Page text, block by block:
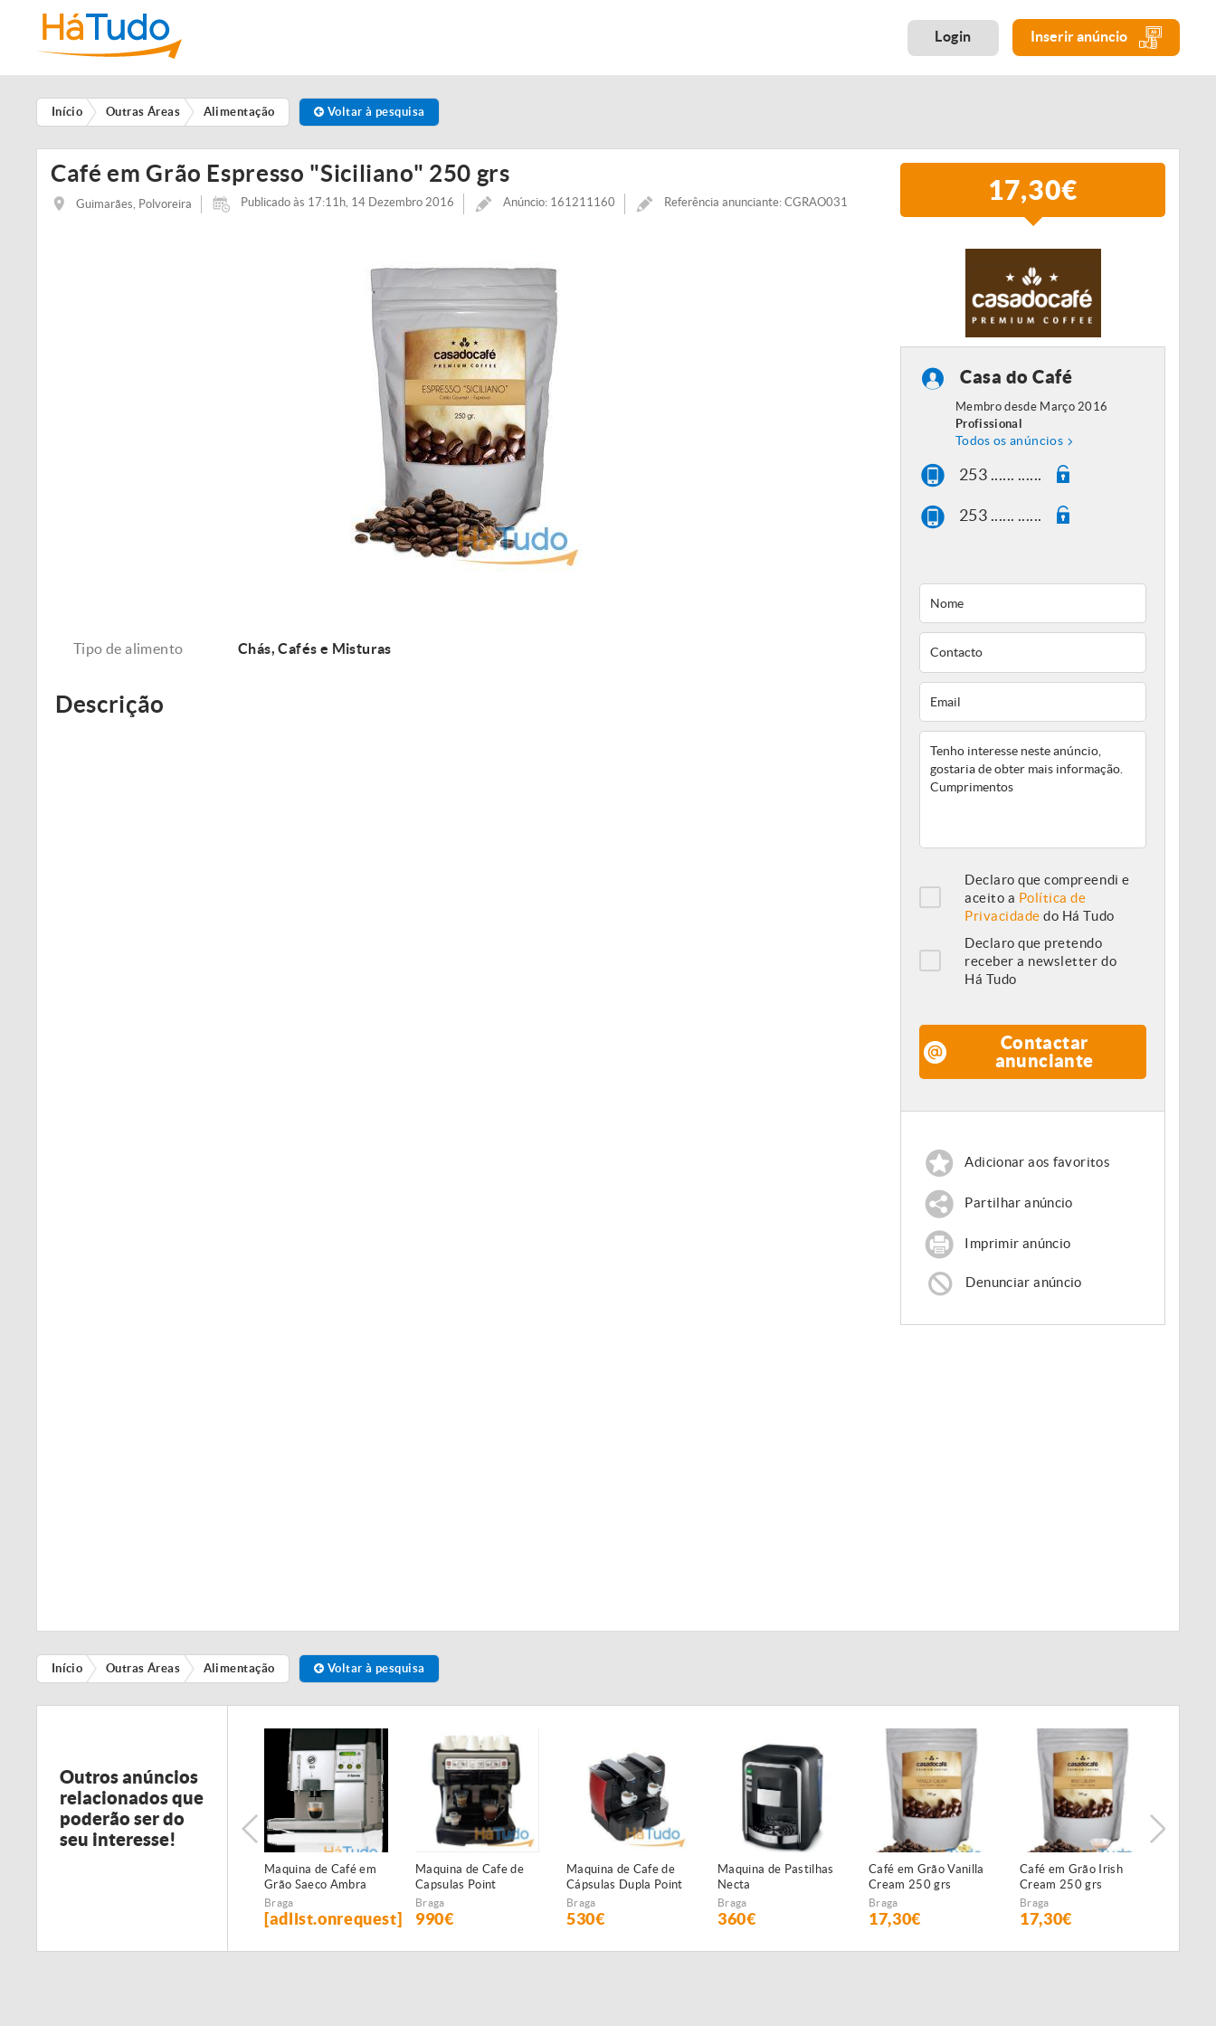
Login Inserir anúncio
Início Outras Áreas Alimentação Voltar à pesquisa
Café em Grão Espresso "Siciliano" 250 grs
Guimarães, Polvoreira Publicado às 17:11h, 14 Dezembro 2016 Anúncio: 161211160 Referência anunciante: CGRAO031 17,30€
Tipo de alimento Chás, Cafés e Misturas
Descrição
Casa do Café
Membro desde Março 2016
Profissional
Todos os anúncios
253 ...... ......
253 ...... ......
Declaro que compreendi e
aceito a Política de
Privacidade do Há Tudo
Declaro que pretendo
receber a newsletter do
Há Tudo
Contactar
anunciante
Adicionar aos favoritos
Partilhar anúncio
Imprimir anúncio
Denunciar anúncio
Início Outras Áreas Alimentação Voltar à pesquisa
Outros anúncios
relacionados que
poderão ser do
seu interesse!
Maquina de Café em
Grão Saeco Ambra
Braga
[adlist.onrequest]
Maquina de Cafe de
Capsulas Point
Profissional 2 Grupos
Braga
990€
Maquina de Cafe de
Cápsulas Dupla Point
Braga
530€
Maquina de Pastilhas
Necta
Braga
360€
Café em Grão Vanilla
Cream 250 grs
Braga
17,30€
Café em Grão Irish
Cream 250 grs
Braga
17,30€